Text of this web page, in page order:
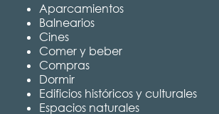
Aparcamientos
Balnearios
Cines
Comer y beber
Compras
Dormir
Edificios históricos y culturales
Espacios naturales